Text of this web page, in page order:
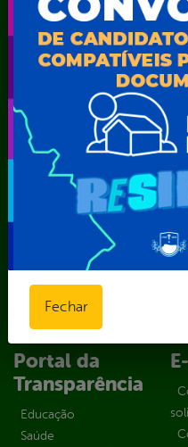
Secretaria Municipal
Secretaria Municipal
SEMARH / Secretaria
Secretaria Municipal
Secretaria Municipal
Secretaria Municipal
Secretaria Municipal
Secretaria Municipal
Secretaria Municipal
Secretaria Municipal
Secretaria Municipal
Secretaria Municipal
Talhada-STTRANS
Portal da
Transparência
Educação
Saúde
Fechar